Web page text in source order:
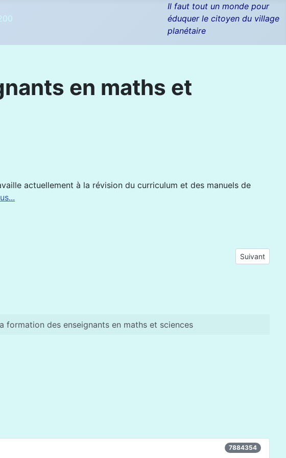
Il faut tout un monde pour
éduquer le citoyen du village
planétaire
en maths et
actuellement à la révision du curriculum et des manuels de
Article
Suivant
formation des enseignants en maths et sciences
7884354